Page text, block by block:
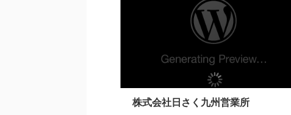
株式会社日さく九州営業所